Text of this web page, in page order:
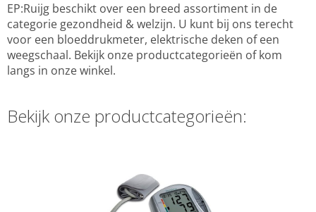
EP:Ruijg beschikt over een breed assortiment in de
categorie gezondheid & welzijn. U kunt bij ons terecht
voor een bloeddrukmeter, elektrische deken of een
weegschaal. Bekijk onze productcategorieën of kom
langs in onze winkel.
Bekijk onze productcategorieën: